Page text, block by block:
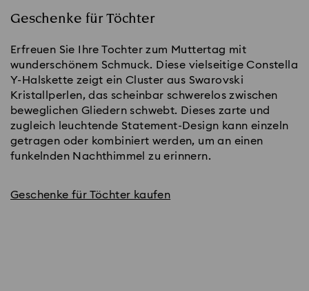
Geschenke für Töchter
Erfreuen Sie Ihre Tochter zum Muttertag mit
wunderschönem Schmuck. Diese vielseitige Constella
Y-Halskette zeigt ein Cluster aus Swarovski
Kristallperlen, das scheinbar schwerelos zwischen
beweglichen Gliedern schwebt. Dieses zarte und
zugleich leuchtende Statement-Design kann einzeln
getragen oder kombiniert werden, um an einen
funkelnden Nachthimmel zu erinnern.
Geschenke für Töchter kaufen